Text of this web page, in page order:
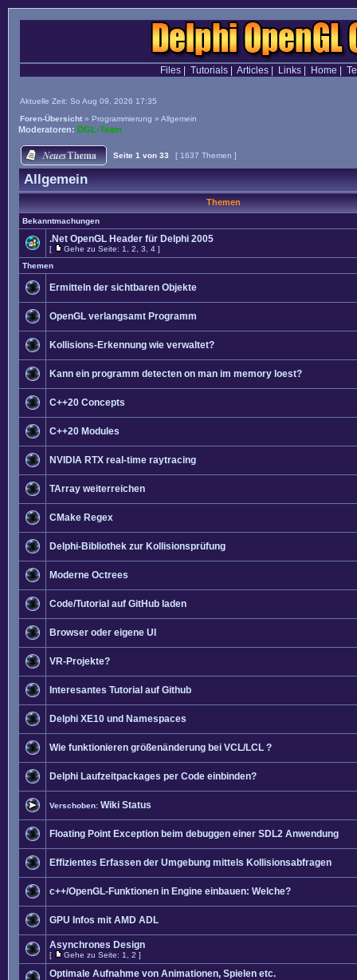
Files| Tutorials| Articles| Links| Home
Aktuelle Zeit: So Aug 09, 2026 17:35
Foren-Übersicht » Programmierung » Allgemein
Moderatoren: DGL-Team
Seite 1 von 33 [ 1637 Themen ]
Allgemein
Themen
Bekanntmachungen
.Net OpenGL Header für Delphi 2005
[ Gehe zu Seite: 1 2 3 4 ]
Themen
Ermitteln der sichtbaren Objekte
OpenGL verlangsamt Programm
Kollisions-Erkennung wie verwaltet?
Kann ein programm detecten on man im memory loest?
C++20 Concepts
C++20 Modules
NVIDIA RTX real-time raytracing
TArray weiterreichen
CMake Regex
Delphi-Bibliothek zur Kollisionsprüfung
Moderne Octrees
Code/Tutorial auf GitHub laden
Browser oder eigene UI
VR-Projekte?
Interesantes Tutorial auf Github
Delphi XE10 und Namespaces
Wie funktionieren größenänderung bei VCL/LCL ?
Delphi Laufzeitpackages per Code einbinden?
Verschoben: Wiki Status
Floating Point Exception beim debuggen einer SDL2 Anwendung
Effizientes Erfassen der Umgebung mittels Kollisionsabfragen
c++/OpenGL-Funktionen in Engine einbauen: Welche?
GPU Infos mit AMD ADL
Asynchrones Design
[ Gehe zu Seite: 1 2 ]
Optimale Aufnahme von Animationen, Spielen etc.